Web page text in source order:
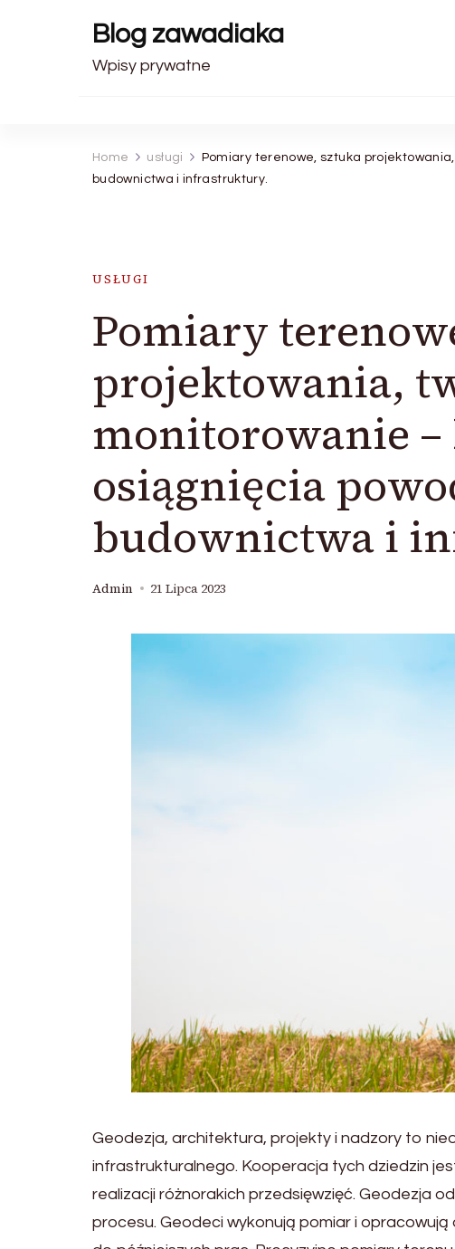
Blog zawadiaka
Wpisy prywatne
Home usługi
Pomiary terenowe, sztuka
budownictwa i infrastruktury.
USŁUGI
Pomiary
projektowania,
monitorowanie
osiągnięcia
budownictwa i
Admin 21 Lipca 2023
Geodezja, architektura, projekty i nadzory to
infrastrukturalnego. Kooperacja tych dziedzin
realizacji różnorakich przedsięwzięć. Geodezja
procesu. Geodeci wykonują pomiar i